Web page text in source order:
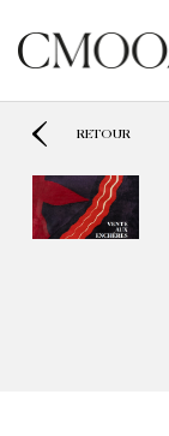
contenu
principal
RETOUR